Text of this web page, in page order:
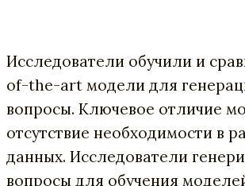
Исследователи обучили и
of-the-art модели для
вопросы. Ключевое отличие
отсутствие необходимости в
данных. Исследователи
вопросы для обучения